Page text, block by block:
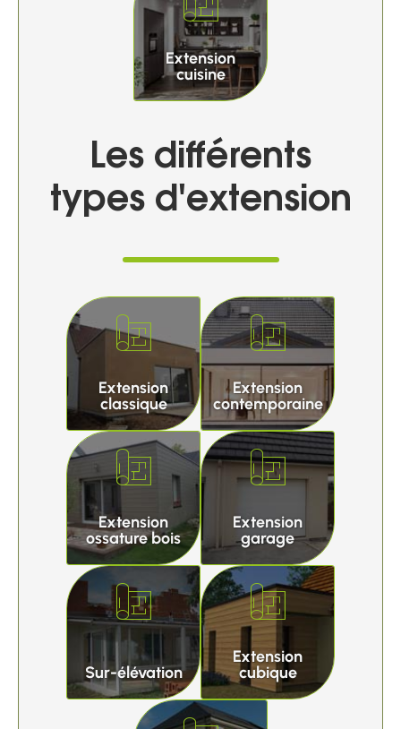
Extension
cuisine
Les différents
types d'extension
Extension
classique
Extension
contemporaine
Extension
ossature bois
Extension
garage
Sur-élévation
Extension
cubique